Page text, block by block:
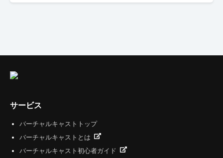
サービス
バーチャルキャストトップ
バーチャルキャストとは
バーチャルキャスト初心者ガイド